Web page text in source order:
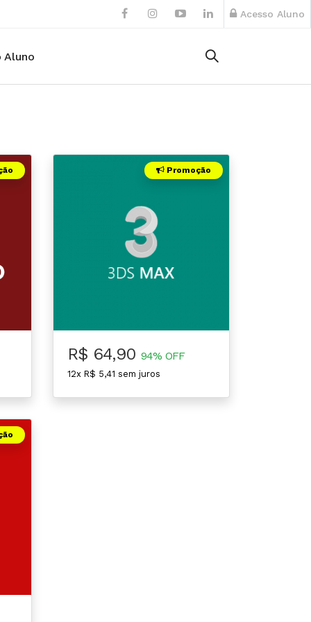
Acesso Aluno
Aluno
Promoção
R$ 64,90 94% OFF
12x R$ 5,41 sem juros